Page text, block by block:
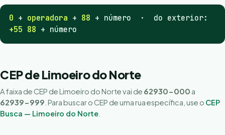
0 + operadora + 88 + número · do exterior:
+55 88 + número
CEP de Limoeiro do Norte
A faixa de CEP de Limoeiro do Norte vai de 62930-000 a
62939-999 . Para buscar o CEP de uma rua específica, use o CEP
Busca — Limoeiro do Norte